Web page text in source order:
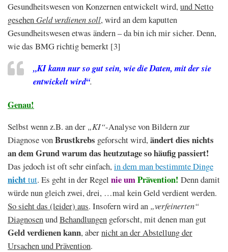
Gesundheitswesen von Konzernen entwickelt wird,und Netto
gesehen Geld verdienen soll, wird an dem kaputten
Gesundheitswesen etwas ändern – da bin ich mir sicher. Denn,
wie das BMG richtig bemerkt [3]
„KI kann nur so gut sein, wie die Daten, mit der sie
entwickelt wird“.
Genau!
Selbst wenn z.B. an der „KI“-Analyse von Bildern zur
Diagnose vonBrustkrebs geforscht wird,ändert dies nichts
an dem Grund warum das heutzutage so häufig passiert!
Das jedoch ist oft sehr einfach,in dem man bestimmte Dinge
nichttut. Es geht in der Regel nie umPrävention! Denn damit
würde nun gleich zwei, drei, …mal kein Geld verdient werden.
So sieht das (leider) aus. Insofern wird an „verfeinerten“
DiagnosenundBehandlungen geforscht, mit denen man gut
Geld verdienen kann, abernicht an der Abstellung der
Ursachen und Prävention.